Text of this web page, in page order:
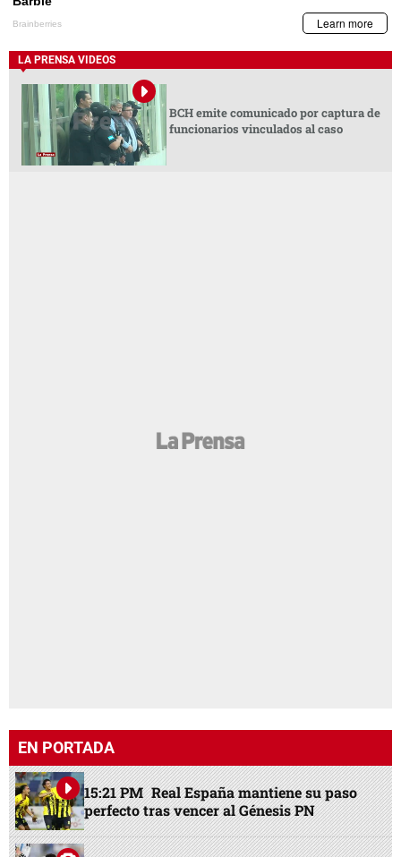
LA PRENSA VIDEOS
BCH emite comunicado por captura de
funcionarios vinculados al caso
EN PORTADA
15:21 PM Real España mantiene su paso
perfecto tras vencer al Génesis PN